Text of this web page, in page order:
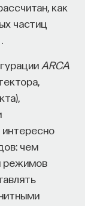
как
частиц
ARCA
интересно
чем
режимов